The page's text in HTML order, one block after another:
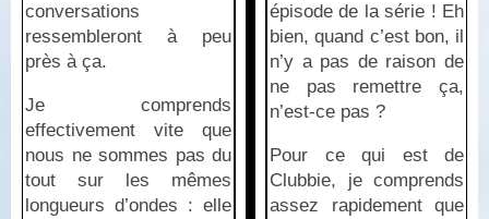
conversations
ressembleront à peu
près à ça.
Je comprends
effectivement vite que
nous ne sommes pas du
tout sur les mêmes
longueurs d’ondes : elle
épisode de la série ! Eh
bien, quand c’est bon, il
n’y a pas de raison de
ne pas remettre ça,
n’est-ce pas ?
Pour ce qui est de
Clubbie, je comprends
assez rapidement que